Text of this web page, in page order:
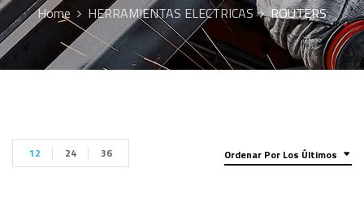
Home HERRAMIENTAS ELECTRICAS ROUTERS
Ordenar Por Los Últimos
12 24 36